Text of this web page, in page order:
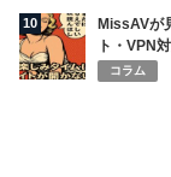
10
MissAVが
ト・VPN
コラム